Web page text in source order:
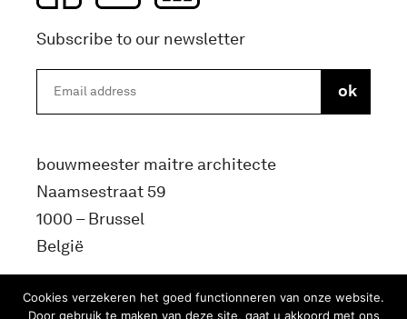
Subscribe to our newsletter
bouwmeester maitre architecte
Naamsestraat 59
1000 – Brussel
België
info@bma.brussels
Cookies verzekeren het goed functionneren van onze website.
Door gebruik te maken van deze site, gaat u akkoord met ons